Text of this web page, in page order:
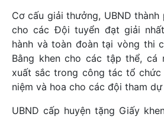
Cơ cấu giải thưởng, UBND thành
cho các Đội tuyển đạt giải
hành và toàn đoàn tại vòng thi
Bằng khen cho các tập thể, cá
xuất sắc trong công tác tổ
niệm và hoa cho các đội tham
UBND cấp huyện tặng Giấy